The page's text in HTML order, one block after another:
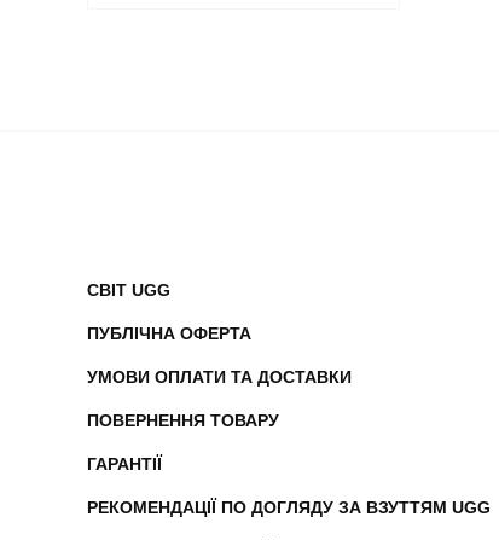
СВІТ UGG
ПУБЛІЧНА ОФЕРТА
УМОВИ ОПЛАТИ ТА ДОСТАВКИ
ПОВЕРНЕННЯ ТОВАРУ
ГАРАНТІЇ
РЕКОМЕНДАЦІЇ ПО ДОГЛЯДУ ЗА ВЗУТТЯМ UGG